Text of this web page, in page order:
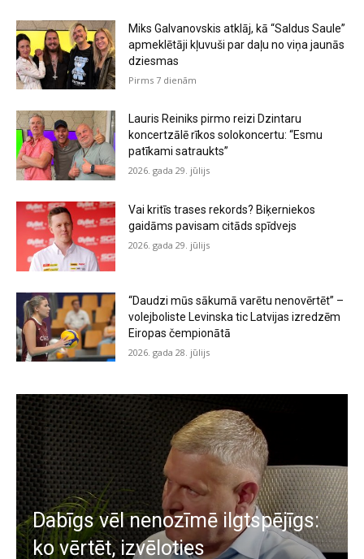
Miks Galvanovskis atklāj, kā “Saldus Saule”
apmeklētāji kļuvuši par daļu no viņa jaunās
dziesmas
Pirms 7 dienām
Lauris Reiniks pirmo reizi Dzintaru
koncertzālē rīkos solokoncertu: “Esmu
patīkami satraukts”
2026. gada 29. jūlijs
Vai kritīs trases rekords? Biķerniekos
gaidāms pavisam citāds spīdvejs
2026. gada 29. jūlijs
“Daudzi mūs sākumā varētu nenovērtēt” –
volejboliste Levinska tic Latvijas izredzēm
Eiropas čempionātā
2026. gada 28. jūlijs
Dabīgs vēl nenozīmē ilgtspējīgs:
ko vērtēt, izvēloties